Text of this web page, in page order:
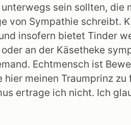
sein sollten, die
von Sympathie schreibt.
insofern bietet Tinder
an der Käsetheke
Echtmensch ist
meinen Traumprinz
ertrage ich nicht. Ich